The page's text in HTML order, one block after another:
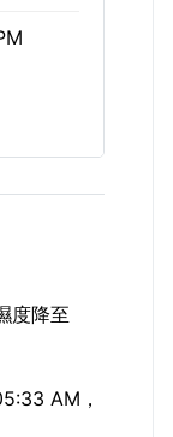
度降至
AM，